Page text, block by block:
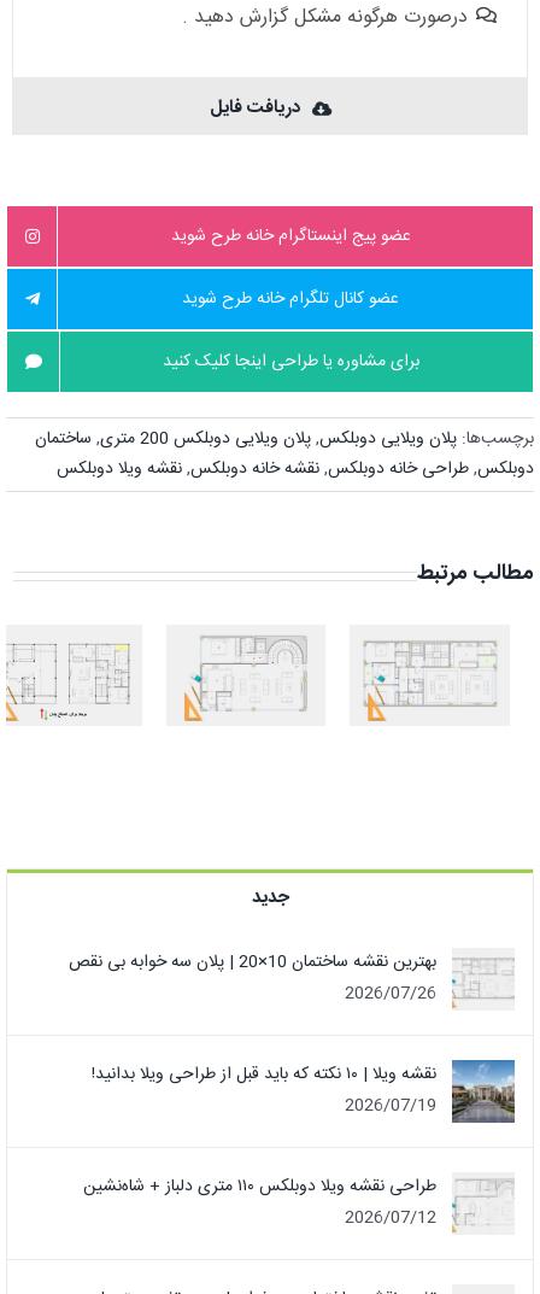
درصورت هرگونه مشکل گزارش دهید .
دریافت فایل
عضو پیج اینستاگرام خانه طرح شوید
عضو کانال تلگرام خانه طرح شوید
برای مشاوره یا طراحی اینجا کلیک کنید
برچسب‌ها: پلان ویلایی دوبلکس,پلان ویلایی دوبلکس 200 متری , ساختمان
دوبلکس,طراحی خانه دوبلکس,نقشه خانه دوبلکس,نقشه ویلا دوبلکس
مطالب مرتبط
بهترین نقشه
ساختمان
10×20 | پلان
سه خوابه بی
طراحی نقشه
ویلا دوبلکس
۱۱۰ متری دلباز +
شاه‌نشین
جدید
بهترین نقشه ساختمان 10×20 | پلان سه خوابه بی نقص
2026/07/26
نقشه ویلا | ۱۰ نکته که باید قبل از طراحی ویلا بدانید!
2026/07/19
طراحی نقشه ویلا دوبلکس ۱۱۰ متری دلباز + شاه‌نشین
2026/07/12